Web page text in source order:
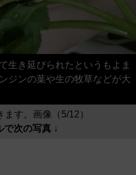
生き延びられたというもよま
ジンの葉や生の牧草などが大
す。画像（5/12）
で次の写真 ↓